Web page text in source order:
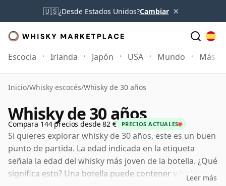
🇺🇸¿Desde Estados Unidos?Cambiar ×
Escocia Irlanda Japón USA Mundo Más
Inicio/Whisky escocés/Whisky de 30 años
Whisky de 30 años
Compara 144 precios desde 82 € PRECIOS ACTUALES
Si quieres explorar whisky de 30 años, este es un buen
punto de partida. La edad indicada en la etiqueta
señala la edad del whisky más joven de la botella. ¿Qué
significa esto? Una botella puede contener whiskiesLeer más